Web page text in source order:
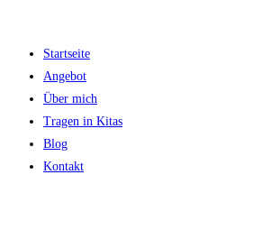
springen
Startseite
Angebot
Über mich
Tragen in Kitas
Blog
Kontakt